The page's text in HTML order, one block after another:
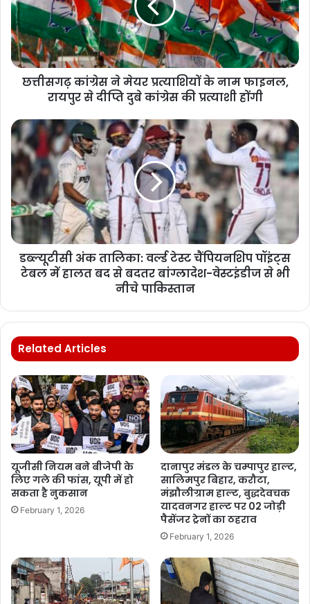
छत्तीसगढ़ कांग्रेस ने मेयर प्रत्याशियों के नाम फाइनल,
रायपुर से दीप्ति दुबे कांग्रेस की प्रत्याशी होंगी
डब्ल्यूटीसी अंक तालिका: वर्ल्ड टेस्ट चैंपियनशिप पॉइंट्स
टेबल में हालत बद से बदतर बांग्लादेश-वेस्टइंडीज से भी
नीचे पाकिस्तान
Related Articles
यूजीसी नियम बने बीजेपी के
लिए गले की फांस, यूपी में हो
सकता है नुकसान
February 1, 2026
दानापुर मंडल के चम्पापुर हाल्ट,
सालिमपुर बिहार, करौटा,
मंझौलीग्राम हाल्ट, बुद्धदेवचक
यादवनगर हाल्ट पर 02 जोड़ी
पैसेंजर ट्रेनों का ठहराव
February 1, 2026